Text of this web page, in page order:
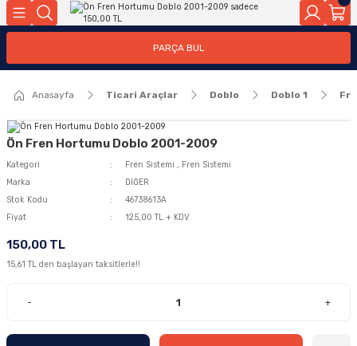
PARÇA BUL
Anasayfa Ticari Araçlar Doblo Doblo 1
Ön Fren Hortumu Doblo 2001-2009
Kategori Fren Sistemi , Fren Sistemi
Marka
DİĞER
Stok Kodu
46738613A
Fiyat
125,00 TL + KDV
150,00 TL
15,61 TL den başlayan taksitlerle!!
- +